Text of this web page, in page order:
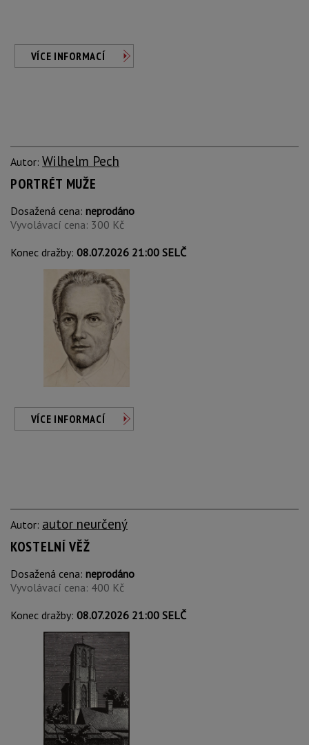
VÍCE INFORMACÍ
Autor: Wilhelm Pech
PORTRÉT MUŽE
Dosažená cena: neprodáno
Vyvolávací cena: 300 Kč
Konec dražby: 08.07.2026 21:00 SELČ
VÍCE INFORMACÍ
Autor: autor neurčený
KOSTELNÍ VĚŽ
Dosažená cena: neprodáno
Vyvolávací cena: 400 Kč
Konec dražby: 08.07.2026 21:00 SELČ